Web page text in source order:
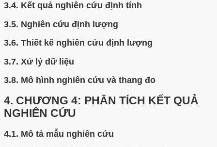
3.4. Kết quả nghiên cứu định tính
3.5. Nghiên cứu định lượng
3.6. Thiết kế nghiên cứu định lượng
3.7. Xử lý dữ liệu
3.8. Mô hình nghiên cứu và thang đo
4. CHƯƠNG 4: PHÂN TÍCH KẾT QUẢ
NGHIÊN CỨU
4.1. Mô tả mẫu nghiên cứu